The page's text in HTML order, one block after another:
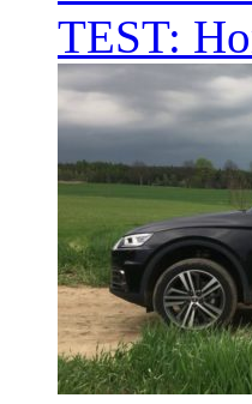
TEST: